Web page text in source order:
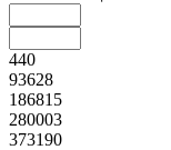
440
93628
186815
280003
373190